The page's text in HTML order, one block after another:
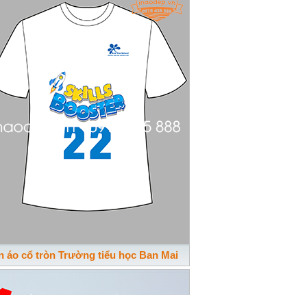
áo cổ tròn Trường tiểu học Ban Mai